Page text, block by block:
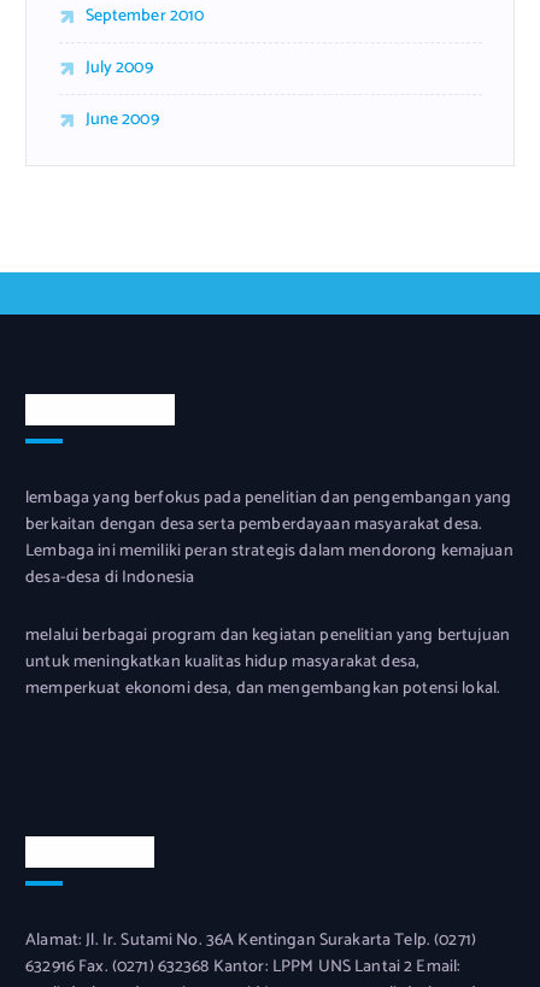
September 2010
July 2009
June 2009
lembaga yang berfokus pada penelitian dan pengembangan yang
berkaitan dengan desa serta pemberdayaan masyarakat desa.
Lembaga ini memiliki peran strategis dalam mendorong kemajuan
desa-desa di Indonesia
melalui berbagai program dan kegiatan penelitian yang bertujuan
untuk meningkatkan kualitas hidup masyarakat desa,
memperkuat ekonomi desa, dan mengembangkan potensi lokal.
Alamat: Jl. Ir. Sutami No. 36A Kentingan Surakarta Telp. (0271)
632916 Fax. (0271) 632368 Kantor: LPPM UNS Lantai 2 Email: